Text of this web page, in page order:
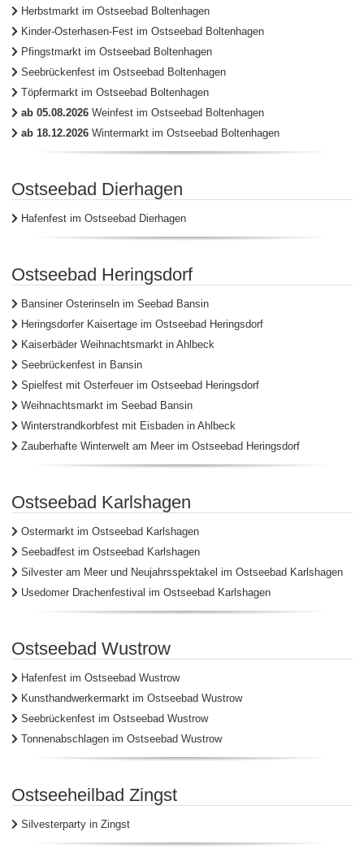
Herbstmarkt im Ostseebad Boltenhagen
Kinder-Osterhasen-Fest im Ostseebad Boltenhagen
Pfingstmarkt im Ostseebad Boltenhagen
Seebrückenfest im Ostseebad Boltenhagen
Töpfermarkt im Ostseebad Boltenhagen
ab 05.08.2026 Weinfest im Ostseebad Boltenhagen
ab 18.12.2026 Wintermarkt im Ostseebad Boltenhagen
Ostseebad Dierhagen
Hafenfest im Ostseebad Dierhagen
Ostseebad Heringsdorf
Bansiner Osterinseln im Seebad Bansin
Heringsdorfer Kaisertage im Ostseebad Heringsdorf
Kaiserbäder Weihnachtsmarkt in Ahlbeck
Seebrückenfest in Bansin
Spielfest mit Osterfeuer im Ostseebad Heringsdorf
Weihnachtsmarkt im Seebad Bansin
Winterstrandkorbfest mit Eisbaden in Ahlbeck
Zauberhafte Winterwelt am Meer im Ostseebad Heringsdorf
Ostseebad Karlshagen
Ostermarkt im Ostseebad Karlshagen
Seebadfest im Ostseebad Karlshagen
Silvester am Meer und Neujahrsspektakel im Ostseebad Karlshagen
Usedomer Drachenfestival im Ostseebad Karlshagen
Ostseebad Wustrow
Hafenfest im Ostseebad Wustrow
Kunsthandwerkermarkt im Ostseebad Wustrow
Seebrückenfest im Ostseebad Wustrow
Tonnenabschlagen im Ostseebad Wustrow
Ostseeheilbad Zingst
Silvesterparty in Zingst